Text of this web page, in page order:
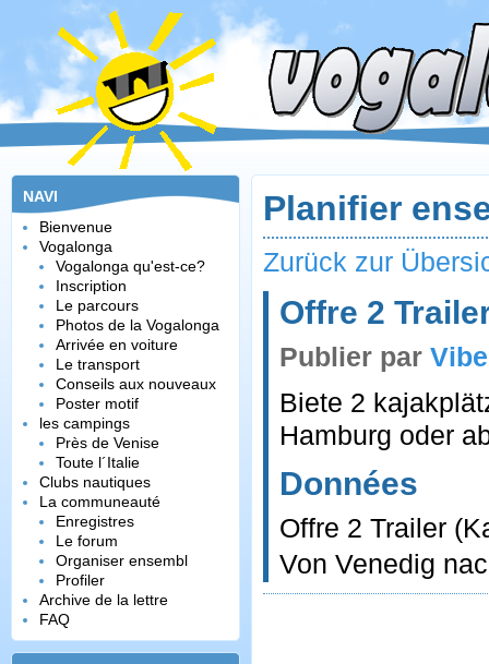
NAVI
Bienvenue
Vogalonga
Vogalonga qu'est-ce?
Inscription
Le parcours
Photos de la Vogalonga
Arrivée en voiture
Le transport
Conseils aux nouveaux
Poster motif
les campings
Près de Venise
Toute l´Italie
Clubs nautiques
La communeauté
Enregistres
Le forum
Organiser ensembl
Profiler
Archive de la lettre
FAQ
Planifier
Zurück zur
Offre 2
Publier par
Biete 2
Hamburg oder
Données
Offre 2 Trailer
Von Venedig